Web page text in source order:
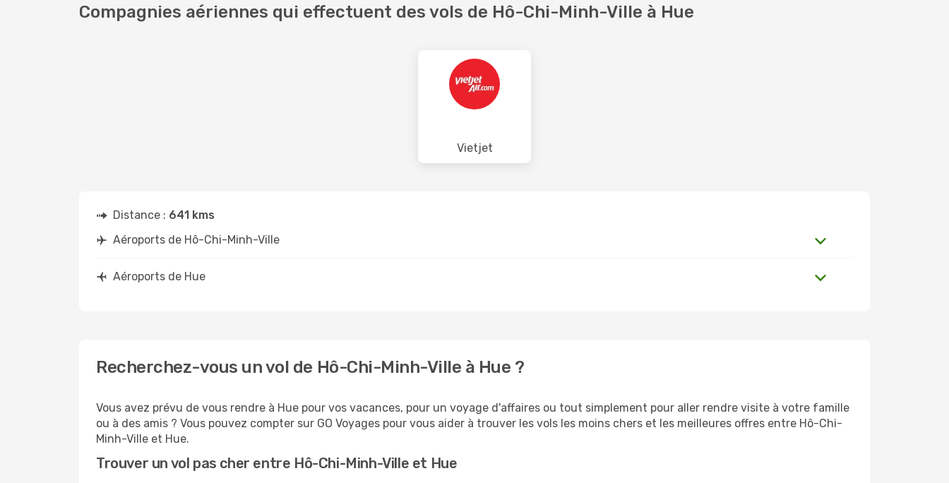
Compagnies aériennes qui effectuent des vols de Hô-Chi-Minh-Ville à Hue
Vietjet
Distance : 641 kms
Aéroports de Hô-Chi-Minh-Ville
Aéroports de Hue
Recherchez-vous un vol de Hô-Chi-Minh-Ville à Hue ?
Vous avez prévu de vous rendre à Hue pour vos vacances, pour un voyage d'affaires ou tout simplement pour aller rendre visite à votre famille
ou à des amis ? Vous pouvez compter sur GO Voyages pour vous aider à trouver les vols les moins chers et les meilleures offres entre Hô-Chi-
Minh-Ville et Hue.
Trouver un vol pas cher entre Hô-Chi-Minh-Ville et Hue